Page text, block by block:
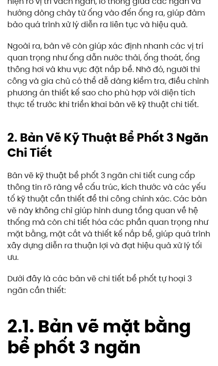
hướng dòng chảy từ ống vào đến ống ra, giúp đảm
bảo quá trình xử lý diễn ra liên tục và hiệu quả.
Ngoài ra, bản vẽ còn giúp xác định nhanh các vị trí
quan trọng như ống dẫn nước thải, ống thoát, ống
thông hơi và khu vực đặt nắp bể. Nhờ đó, người thi
công và gia chủ có thể dễ dàng kiểm tra, điều chỉnh
phương án thiết kế sao cho phù hợp với diện tích
thực tế trước khi triển khai bản vẽ kỹ thuật chi tiết.
2. Bản Vẽ Kỹ Thuật Bể Phốt 3 Ngăn
Chi Tiết
Bản vẽ kỹ thuật bể phốt 3 ngăn chi tiết cung cấp
thông tin rõ ràng về cấu trúc, kích thước và các yếu
tố kỹ thuật cần thiết để thi công chính xác. Các bản
vẽ này không chỉ giúp hình dung tổng quan về hệ
thống mà còn chi tiết hóa các phần quan trọng như
mặt bằng, mặt cắt và thiết kế nắp bể, giúp quá trình
xây dựng diễn ra thuận lợi và đạt hiệu quả xử lý tối
ưu.
Dưới đây là các bản vẽ chi tiết bể phốt tự hoại 3
ngăn cần thiết:
2.1. Bản vẽ mặt bằng
bể phốt 3 ngăn